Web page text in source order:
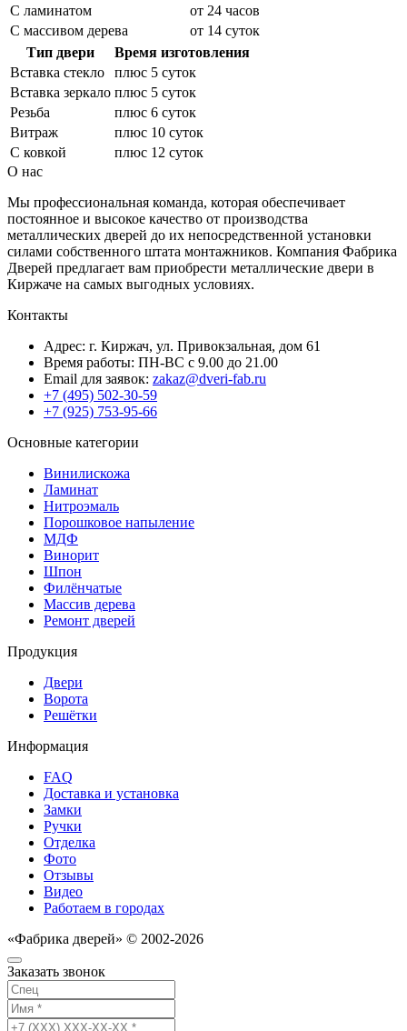
С ламинатом
от 24 часов
С массивом дерева
от 14 суток
Тип двери
Время изготовления
Вставка стекло
плюс 5 суток
Вставка зеркало плюс 5 суток
Резьба
плюс 6 суток
Витраж
плюс 10 суток
С ковкой
плюс 12 суток
О нас
Мы профессиональная команда, которая обеспечивает
постоянное и высокое качество от производства
металлических дверей до их непосредственной установки
силами собственного штата монтажников. Компания Фабрика
Дверей предлагает вам приобрести металлические двери в
Киржаче на самых выгодных условиях.
Контакты
Адрес: г. Киржач, ул. Привокзальная, дом 61
Время работы: ПН-ВС с 9.00 до 21.00
Email для заявок: zakaz@dveri-fab.ru
+7 (495) 502-30-59
+7 (925) 753-95-66
Основные категории
Винилискожа
Ламинат
Нитроэмаль
Порошковое напыление
МДФ
Винорит
Шпон
Филёнчатые
Массив дерева
Ремонт дверей
Продукция
Двери
Ворота
Решётки
Информация
FAQ
Доставка и установка
Замки
Ручки
Отделка
Фото
Отзывы
Видео
Работаем в городах
«Фабрика дверей» © 2002-2026
Заказать звонок